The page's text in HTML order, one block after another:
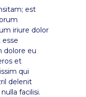
est
iriure dolor
dolore eu
et
qui
delenit
facilisi.